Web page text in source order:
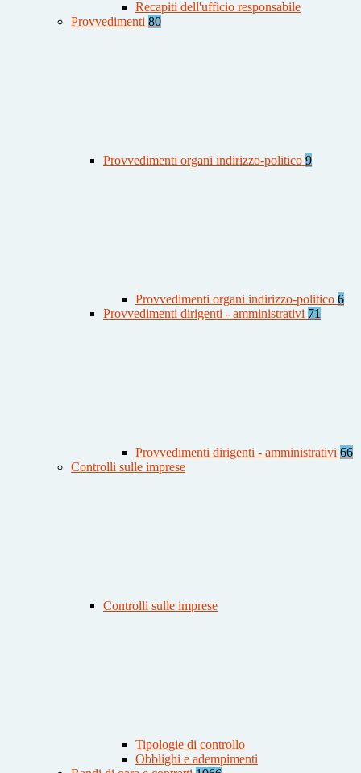
Recapiti dell'ufficio responsabile
Provvedimenti 80
Provvedimenti organi indirizzo-politico 9
Provvedimenti organi indirizzo-politico 6
Provvedimenti dirigenti - amministrativi 71
Provvedimenti dirigenti - amministrativi 66
Controlli sulle imprese
Controlli sulle imprese
Tipologie di controllo
Obblighi e adempimenti